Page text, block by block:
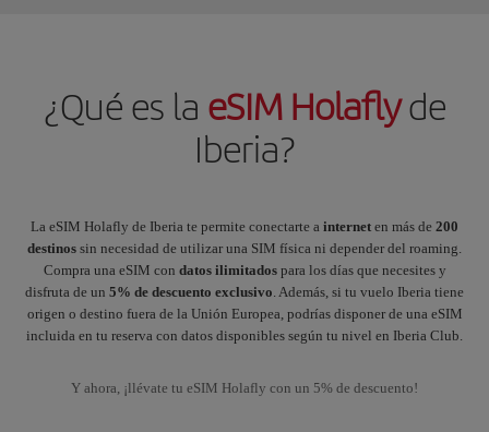
¿Qué es la eSIM Holaflyde
Iberia?
La eSIM Holafly de Iberia te permite conectarte a internet en más de 200
destinos sin necesidad de utilizar una SIM física ni depender del roaming.
Compra una eSIM con datos ilimitados para los días que necesites y
disfruta de un 5% de descuento exclusivo . Además, si tu vuelo Iberia tiene
origen o destino fuera de la Unión Europea, podrías disponer de una eSIM
incluida en tu reserva con datos disponibles según tu nivel en Iberia Club.
Y ahora, ¡llévate tu eSIM Holafly con un 5% de descuento!